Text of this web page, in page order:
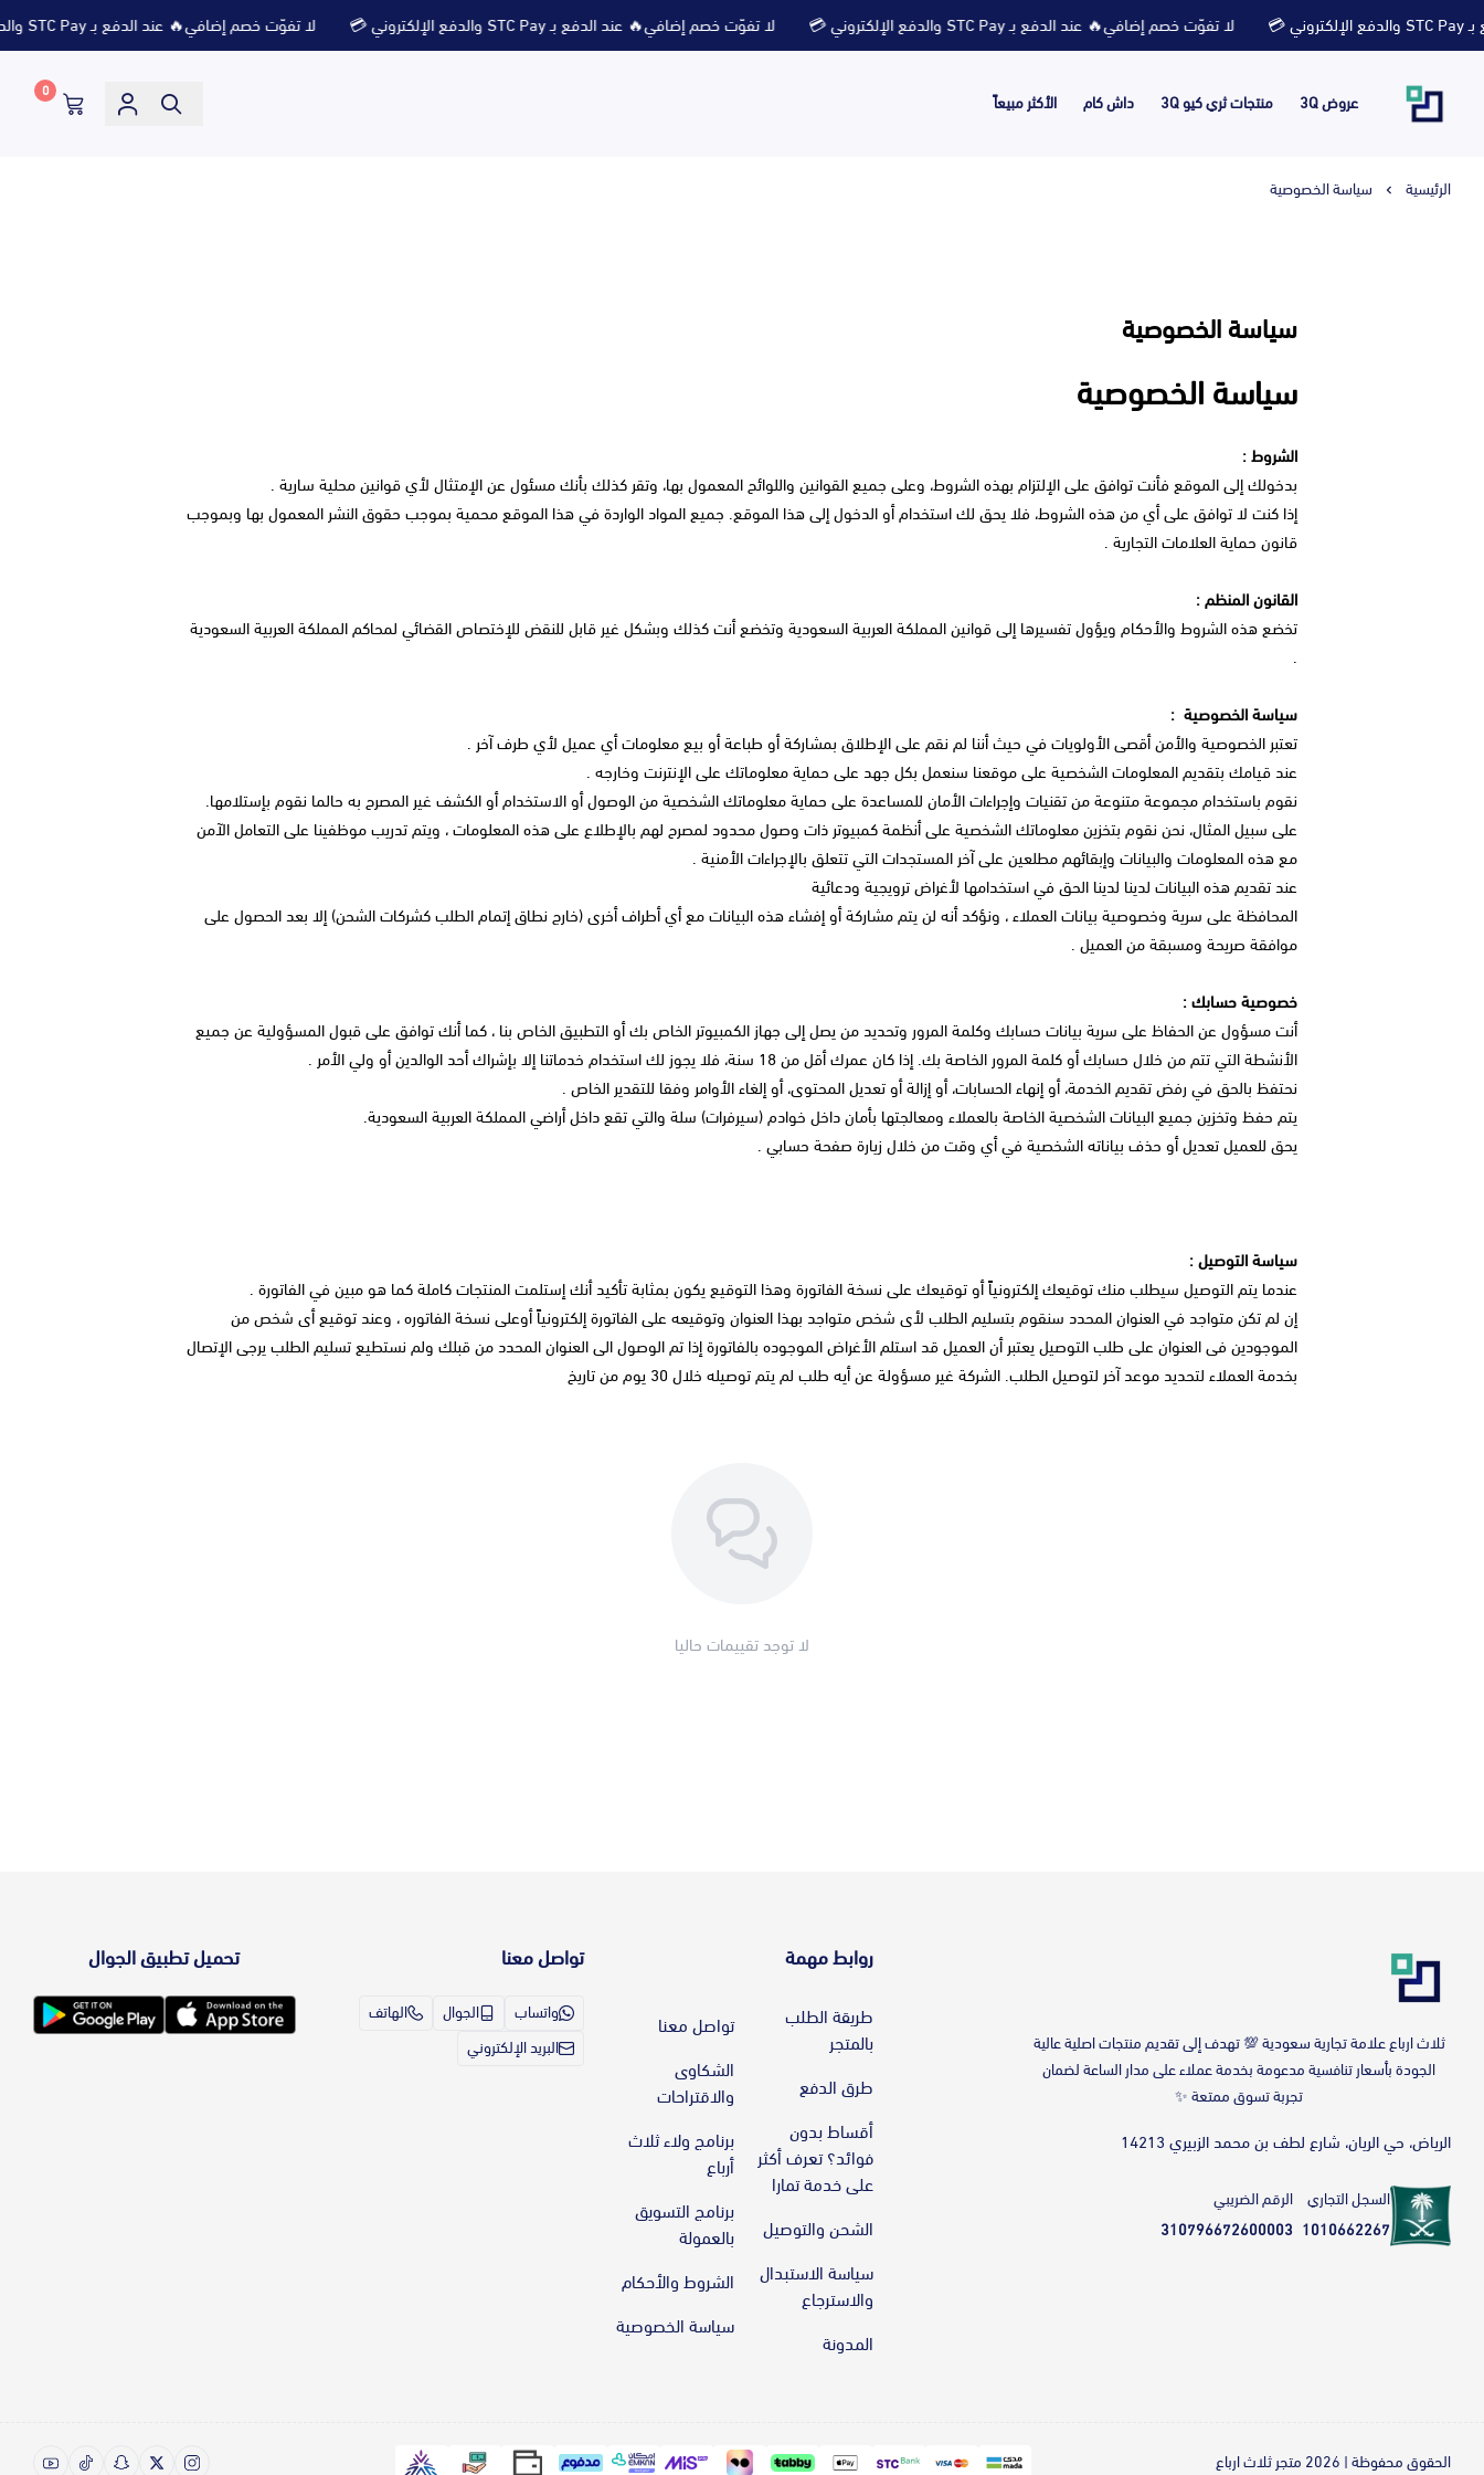
لا تفوّت خصم إضافي🔥 عند الدفع بـ STC Pay والدفع الإلكتروني 💳 لا تفوّت خصم إضافي🔥 عند الدفع بـ STC Pay والدفع الإلكتروني 💳 لا تفوّت خصم إضافي🔥 عند الدفع بـ STC Pay والدفع الإلكتروني 💳
عروض 3Q منتجات ثري كيو 3Q داش كام الأكثر مبيعاً
0
الرئيسية سياسة الخصوصية
سياسة الخصوصية
سياسة الخصوصية
الشروط :
بدخولك إلى الموقع فأنت توافق على الإلتزام بهذه الشروط، وعلى جميع القوانين واللوائح المعمول بها، وتقر كذلك بأنك مسئول عن الإمتثال لأي قوانين محلية سارية .
إذا كنت لا توافق على أي من هذه الشروط، فلا يحق لك استخدام أو الدخول إلى هذا الموقع. جميع المواد الواردة في هذا الموقع محمية بموجب حقوق النشر المعمول بها وبموجب
قانون حماية العلامات التجارية .
القانون المنظم :
تخضع هذه الشروط والأحكام ويؤول تفسيرها إلى قوانين المملكة العربية السعودية وتخضع أنت كذلك وبشكل غير قابل للنقض للإختصاص القضائي لمحاكم المملكة العربية السعودية
.
سياسة الخصوصية :
تعتبر الخصوصية والأمن أقصى الأولويات في حيث أننا لم نقم على الإطلاق بمشاركة أو طباعة أو بيع معلومات أي عميل لأي طرف آخر .
عند قيامك بتقديم المعلومات الشخصية على موقعنا سنعمل بكل جهد على حماية معلوماتك على الإنترنت وخارجه .
نقوم باستخدام مجموعة متنوعة من تقنيات وإجراءات الأمان للمساعدة على حماية معلوماتك الشخصية من الوصول أو الاستخدام أو الكشف غير المصرح به حالما نقوم بإستلامها.
على سبيل المثال، نحن نقوم بتخزين معلوماتك الشخصية على أنظمة كمبيوتر ذات وصول محدود لمصرح لهم بالإطلاع على هذه المعلومات ، ويتم تدريب موظفينا على التعامل الآمن
مع هذه المعلومات والبيانات وإبقائهم مطلعين على آخر المستجدات التي تتعلق بالإجراءات الأمنية .
عند تقديم هذه البيانات لدينا لدينا الحق في استخدامها لأغراض ترويجية ودعائية
المحافظة على سرية وخصوصية بيانات العملاء ، ونؤكد أنه لن يتم مشاركة أو إفشاء هذه البيانات مع أي أطراف أخرى (خارج نطاق إتمام الطلب كشركات الشحن) إلا بعد الحصول على
موافقة صريحة ومسبقة من العميل .
خصوصية حسابك :
أنت مسؤول عن الحفاظ على سرية بيانات حسابك وكلمة المرور وتحديد من يصل إلى جهاز الكمبيوتر الخاص بك أو التطبيق الخاص بنا ، كما أنك توافق على قبول المسؤولية عن جميع
الأنشطة التي تتم من خلال حسابك أو كلمة المرور الخاصة بك. إذا كان عمرك أقل من 18 سنة، فلا يجوز لك استخدام خدماتنا إلا بإشراك أحد الوالدين أو ولي الأمر .
نحتفظ بالحق في رفض تقديم الخدمة، أو إنهاء الحسابات، أو إزالة أو تعديل المحتوى، أو إلغاء الأوامر وفقا للتقدير الخاص .
يتم حفظ وتخزين جميع البيانات الشخصية الخاصة بالعملاء ومعالجتها بأمان داخل خوادم (سيرفرات) سلة والتي تقع داخل أراضي المملكة العربية السعودية.
يحق للعميل تعديل أو حذف بياناته الشخصية في أي وقت من خلال زيارة صفحة حسابي .
سياسة التوصيل :
عندما يتم التوصيل سيطلب منك توقيعك إلكترونياً أو توقيعك على نسخة الفاتورة وهذا التوقيع يكون بمثابة تأكيد أنك إستلمت المنتجات كاملة كما هو مبين في الفاتورة .
إن لم تكن متواجد في العنوان المحدد سنقوم بتسليم الطلب لأى شخص متواجد بهذا العنوان وتوقيعه على الفاتورة إلكترونياً أوعلى نسخة الفاتوره ، وعند توقيع أى شخص من
الموجودين فى العنوان على طلب التوصيل يعتبر أن العميل قد استلم الأغراض الموجوده بالفاتورة إذا تم الوصول الى العنوان المحدد من قبلك ولم نستطيع تسليم الطلب يرجى الإتصال
بخدمة العملاء لتحديد موعد آخر لتوصيل الطلب. الشركة غير مسؤولة عن أيه طلب لم يتم توصيله خلال 30 يوم من تاريخ
لا توجد تقييمات حاليا
‎ثلاث ارباع علامة تجارية سعودية 💯 تهدف إلى تقديم منتجات اصلية عالية
الجودة بأسعار تنافسية مدعومة بخدمة عملاء على مدار الساعة لضمان
تجربة تسوق ممتعة ✨
الرياض، حي الريان، شارع لطف بن محمد الزبيري 14213
السجل التجاري
1010662267
الرقم الضريبي
310796672600003
روابط مهمة
طريقة الطلب
بالمتجر
طرق الدفع
أقساط بدون
فوائد؟ تعرف أكثر
على خدمة تمارا
الشحن والتوصيل
سياسة الاستبدال
والاسترجاع
المدونة
تواصل معنا
الشكاوى
والاقتراحات
برنامج ولاء ثلاث
أرباع
برنامج التسويق
بالعمولة
الشروط والأحكام
سياسة الخصوصية
تواصل معنا
واتساب الجوال
الهاتف
البريد الإلكتروني
تحميل تطبيق الجوال
الحقوق محفوظة | 2026 متجر ثلاث ارباع